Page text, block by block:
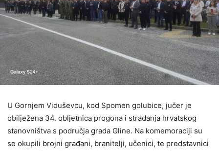
U Gornjem Viduševcu, kod Spomen golubice, jučer je
obilježena 34. obljetnica progona i stradanja hrvatskog
stanovništva s područja grada Gline. Na komemoraciji su
se okupili brojni građani, branitelji, učenici, te predstavnici